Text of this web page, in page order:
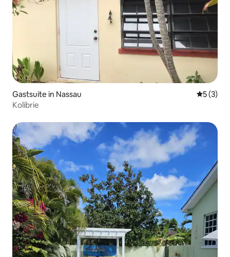
Gastsuite in Nassau
5 (3)
Kolibrie